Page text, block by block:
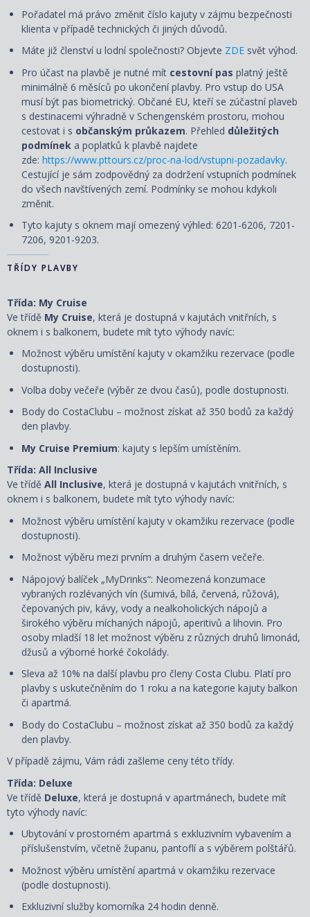
Pořadatel má právo změnit číslo kajuty v zájmu bezpečnosti
klienta v případě technických či jiných důvodů.
Máte již členství u lodní společnosti? Objevte ZDE svět výhod.
Pro účast na plavbě je nutné mít cestovní pas platný ještě
minimálně 6 měsíců po ukončení plavby. Pro vstup do USA
musí být pas biometrický. Občané EU, kteří se zúčastní plaveb
s destinacemi výhradně v Schengenském prostoru, mohou
cestovat i s občanským průkazem. Přehled důležitých
podmínek a poplatků k plavbě najdete
zde: https://www.pttours.cz/proc-na-lod/vstupni-pozadavky.
Cestující je sám zodpovědný za dodržení vstupních podmínek
do všech navštívených zemí. Podmínky se mohou kdykoli
změnit.
Tyto kajuty s oknem mají omezený výhled: 6201-6206, 7201-
7206, 9201-9203.
TŘÍDY PLAVBY
Třída: My Cruise
Ve třídě My Cruise, která je dostupná v kajutách vnitřních, s
oknem i s balkonem, budete mít tyto výhody navíc:
Možnost výběru umístění kajuty v okamžiku rezervace (podle
dostupnosti).
Volba doby večeře (výběr ze dvou časů), podle dostupnosti.
Body do CostaClubu – možnost získat až 350 bodů za každý
den plavby.
My Cruise Premium: kajuty s lepším umístěním.
Třída: All Inclusive
Ve třídě All Inclusive, která je dostupná v kajutách vnitřních, s
oknem i s balkonem, budete mít tyto výhody navíc:
Možnost výběru umístění kajuty v okamžiku rezervace (podle
dostupnosti).
Možnost výběru mezi prvním a druhým časem večeře.
Nápojový balíček „MyDrinks“: Neomezená konzumace
vybraných rozlévaných vín (šumivá, bílá, červená, růžová),
čepovaných piv, kávy, vody a nealkoholických nápojů a
širokého výběru míchaných nápojů, aperitivů a lihovin. Pro
osoby mladší 18 let možnost výběru z různých druhů limonád,
džusů a výborné horké čokolády.
Sleva až 10% na další plavbu pro členy Costa Clubu. Platí pro
plavby s uskutečněním do 1 roku a na kategorie kajuty balkon
či apartmá.
Body do CostaClubu – možnost získat až 350 bodů za každý
den plavby.
V případě zájmu, Vám rádi zašleme ceny této třídy.
Třída: Deluxe
Ve třídě Deluxe, která je dostupná v apartmánech, budete mít
tyto výhody navíc:
Ubytování v prostorném apartmá s exkluzivním vybavením a
příslušenstvím, včetně županu, pantoflí a s výběrem polštářů.
Možnost výběru umístění apartmá v okamžiku rezervace
(podle dostupnosti).
Exkluzivní služby komorníka 24 hodin denně.